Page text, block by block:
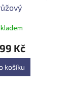
Průměrné
hodnocení
produktu
je
5,0
z
Kč
košíku